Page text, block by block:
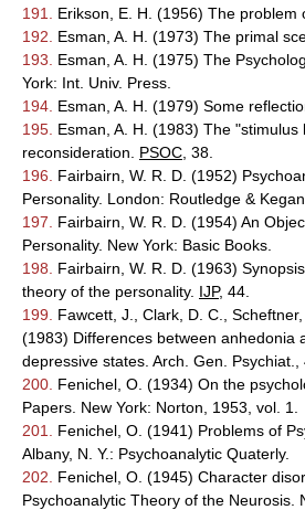
191.
Erikson, E. H. (1956) The problem
192.
Esman, A. H. (1973) The primal
193.
Esman, A. H. (1975) The
York: Int. Univ. Press.
194. Esman, A. H. (1979) Some
195. Esman, A. H. (1983) The
reconsideration. PSOC , 38.
196.
Fairbairn, W. R. D. (1952)
Personality. London: Routledge & Kegan
197.
Fairbairn, W. R. D. (1954) An
Personality. New York: Basic Books.
198.
Fairbairn, W. R. D. (1963)
theory of the personality. IJP, 44.
199.
Fawcett, J., Clark, D. C.,
(1983) Differences between anhedonia
depressive states. Arch. Gen. Psychiat.,
200. Fenichel, O. (1934) On the
Papers. New York: Norton, 1953, vol. 1.
201.
Fenichel, O. (1941) Problems of
Albany, N. Y.: Psychoanalytic Quaterly.
202.
Fenichel, O. (1945) Character
Psychoanalytic Theory of the Neurosis.